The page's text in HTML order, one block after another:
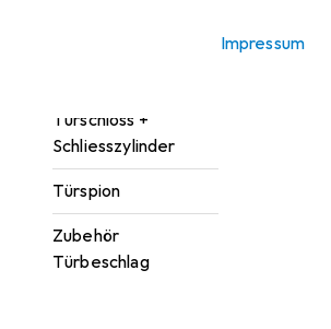
Impressum
Türschloss +
Schliesszylinder
Türspion
Zubehör
Türbeschlag